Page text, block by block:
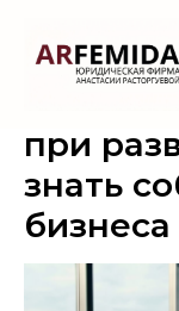
при
знать